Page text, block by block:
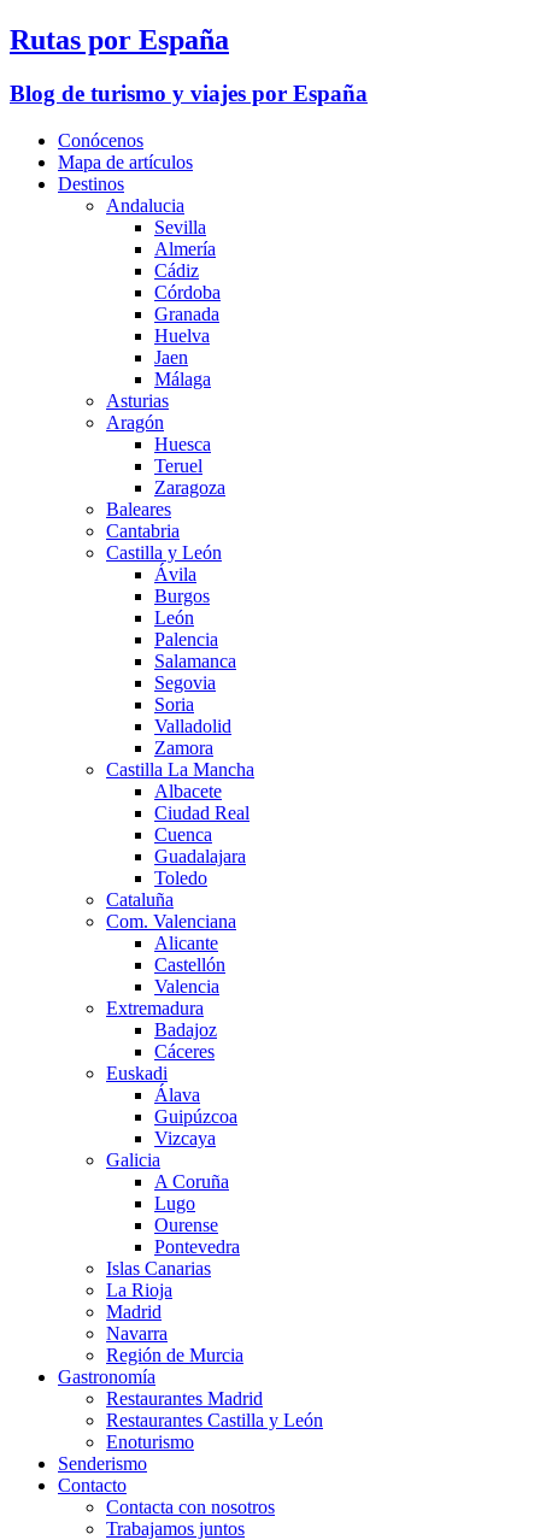
Rutas por España
Blog de turismo y viajes por España
Conócenos
Mapa de artículos
Destinos
Andalucia
Sevilla
Almería
Cádiz
Córdoba
Granada
Huelva
Jaen
Málaga
Asturias
Aragón
Huesca
Teruel
Zaragoza
Baleares
Cantabria
Castilla y León
Ávila
Burgos
León
Palencia
Salamanca
Segovia
Soria
Valladolid
Zamora
Castilla La Mancha
Albacete
Ciudad Real
Cuenca
Guadalajara
Toledo
Cataluña
Com. Valenciana
Alicante
Castellón
Valencia
Extremadura
Badajoz
Cáceres
Euskadi
Álava
Guipúzcoa
Vizcaya
Galicia
A Coruña
Lugo
Ourense
Pontevedra
Islas Canarias
La Rioja
Madrid
Navarra
Región de Murcia
Gastronomía
Restaurantes Madrid
Restaurantes Castilla y León
Enoturismo
Senderismo
Contacto
Contacta con nosotros
Trabajamos juntos